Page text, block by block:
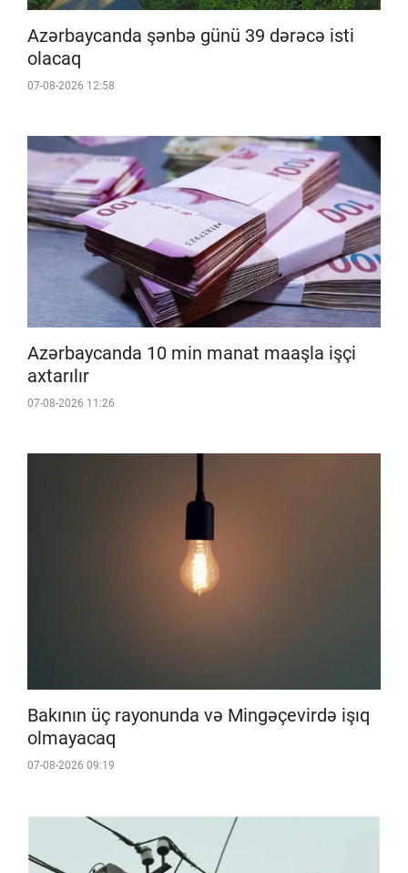
Azərbaycanda şənbə günü 39 dərəcə isti
olacaq
07-08-2026 12:58
Azərbaycanda 10 min manat maaşla işçi
axtarılır
07-08-2026 11:26
Bakının üç rayonunda və Mingəçevirdə işıq
olmayacaq
07-08-2026 09:19